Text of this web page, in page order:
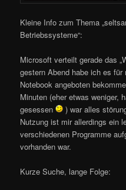
Kleine Info zum Thema
Betriebssysteme“:
Microsoft verteilt gerade das
gestern Abend habe ich es
Notebook angeboten
Minuten (eher etwas weniger,
gesessen
) war alles
Nutzung ist mir allerdings ein
verschiedenen Programme
vorhanden war.
Kurze Suche, lange Folge: